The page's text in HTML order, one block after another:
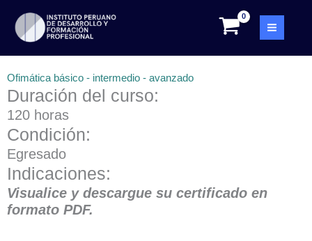
content
Ofimática básico - intermedio - avanzado
Duración del curso:
120 horas
Condición:
Egresado
Indicaciones:
Visualice y descargue su certificado en
formato PDF.